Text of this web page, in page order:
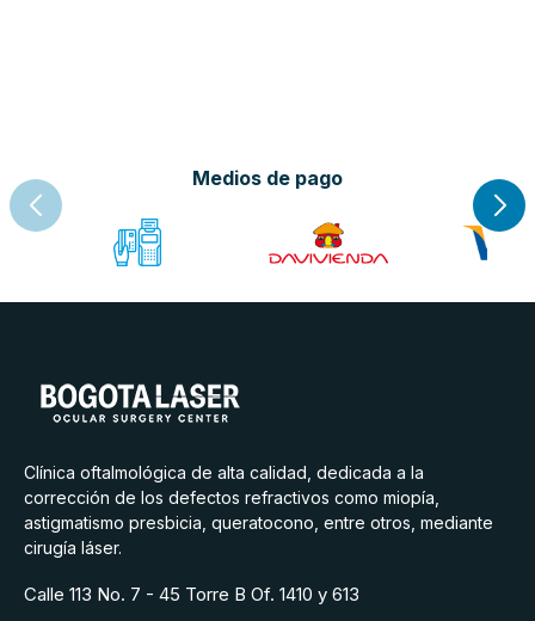
Medios de pago
Clínica oftalmológica de alta calidad, dedicada a la
corrección de los defectos refractivos como miopía,
astigmatismo presbicia, queratocono, entre otros, mediante
cirugía láser.
Calle 113 No. 7 - 45 Torre B Of. 1410 y 613